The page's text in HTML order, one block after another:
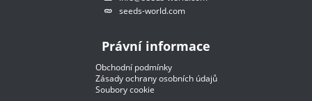
seeds-world.com
Právní informace
Obchodní podmínky
Zásady ochrany osobních údajů
Soubory cookie